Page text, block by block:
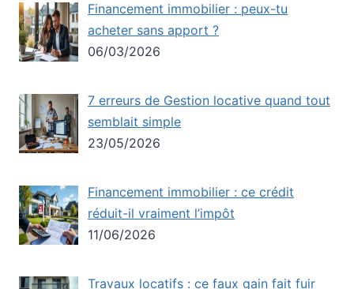
Financement immobilier : peux-tu
acheter sans apport ?
06/03/2026
7 erreurs de Gestion locative quand tout
semblait simple
23/05/2026
Financement immobilier : ce crédit
réduit-il vraiment l’impôt
11/06/2026
Travaux locatifs : ce faux gain fait fuir